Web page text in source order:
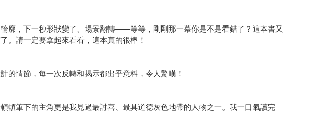
廓，下一秒形狀變了、場景翻轉——等等，剛剛那一幕你是不是看錯了？這本書又
。請一定要拿起來看看，這本真的很棒！
的情節，每一次反轉和揭示都出乎意料，令人驚嘆！
筆下的主角更是我見過最討喜、最具道德灰色地帶的人物之一。我一口氣讀完